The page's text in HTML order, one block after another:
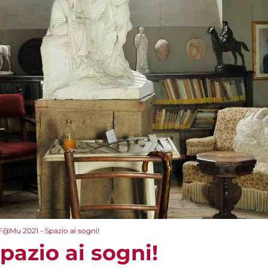
2021 - Spazio ai sogni!
ai sogni!